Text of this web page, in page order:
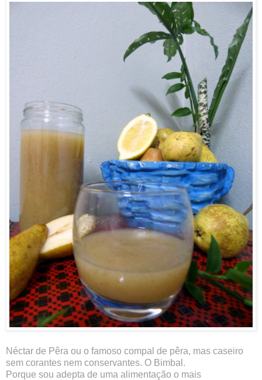
Néctar de Pêra ou o famoso compal de pêra, mas caseiro
sem corantes nem conservantes. O Bimbal.
Porque sou adepta de uma alimentação o mais